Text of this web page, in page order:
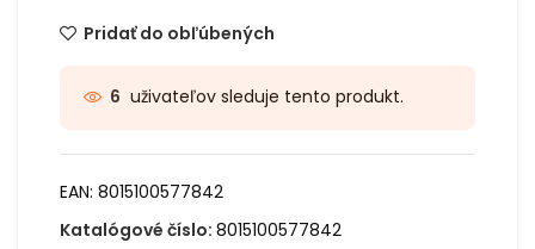
Pridať do obľúbených
6 uživateľov sleduje tento produkt.
EAN: 8015100577842
Katalógové číslo: 8015100577842